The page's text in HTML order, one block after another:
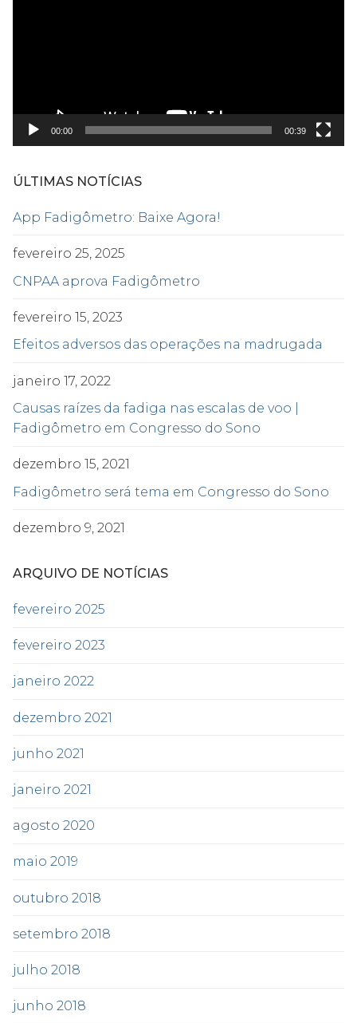
00:00 00:39
ÚLTIMAS NOTÍCIAS
App Fadigômetro: Baixe Agora!
fevereiro 25, 2025
CNPAA aprova Fadigômetro
fevereiro 15, 2023
Efeitos adversos das operações na madrugada
janeiro 17, 2022
Causas raízes da fadiga nas escalas de voo |
Fadigômetro em Congresso do Sono
dezembro 15, 2021
Fadigômetro será tema em Congresso do Sono
dezembro 9, 2021
ARQUIVO DE NOTÍCIAS
fevereiro 2025
fevereiro 2023
janeiro 2022
dezembro 2021
junho 2021
janeiro 2021
agosto 2020
maio 2019
outubro 2018
setembro 2018
julho 2018
junho 2018